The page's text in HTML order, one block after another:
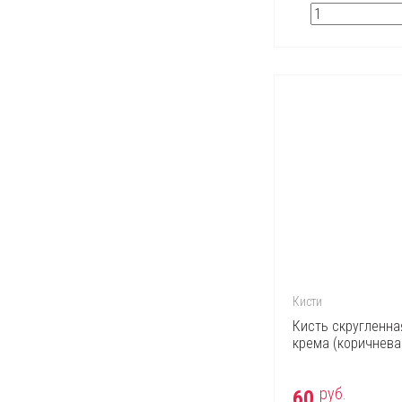
Кисти
Кисть
крема
руб.